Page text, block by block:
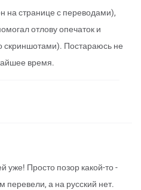
на странице с переводами),
отлову опечаток и
скриншотами). Постараюсь не
время.
уже! Просто позор какой-то -
перевели, а на русский нет.